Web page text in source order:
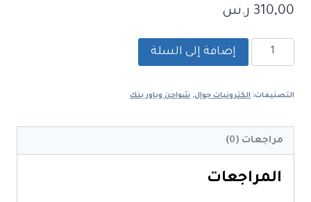
310,00 ر.س
كمية
سندك
محمول
إضافة إلى السلة
التصنيفات: الكترونيات جوال, شواحن وباور بنك
مراجعات (0)
المراجعات